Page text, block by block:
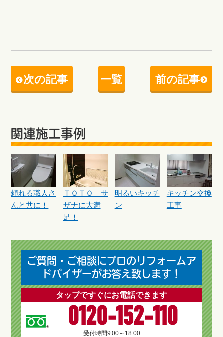
次の記事 一覧 前の記事
関連施工事例
頼れる職人さ
んと共に！
ＴＯＴＯ サ
ザナに大満
足！
明るいキッチ
ン
キッチン交換
工事
ご質問・ご相談にプロのリフォームア
ドバイザーがお答え致します！
タップですぐにお電話できます
0120-152-110
受付時間9:00～18:00